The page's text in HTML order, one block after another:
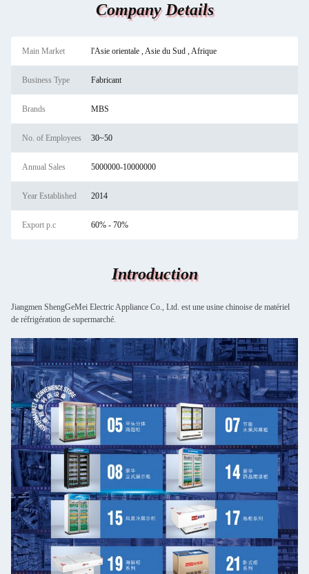
Company Details
Main Market l'Asie orientale , Asie du Sud , Afrique
Business Type Fabricant
Brands MBS
No. of Employees 30~50
Annual Sales 5000000-10000000
Year Established 2014
Export p.c 60% - 70%
Introduction
Jiangmen ShengGeMei Electric Appliance Co., Ltd. est une usine chinoise de matériel
de réfrigération de supermarché.